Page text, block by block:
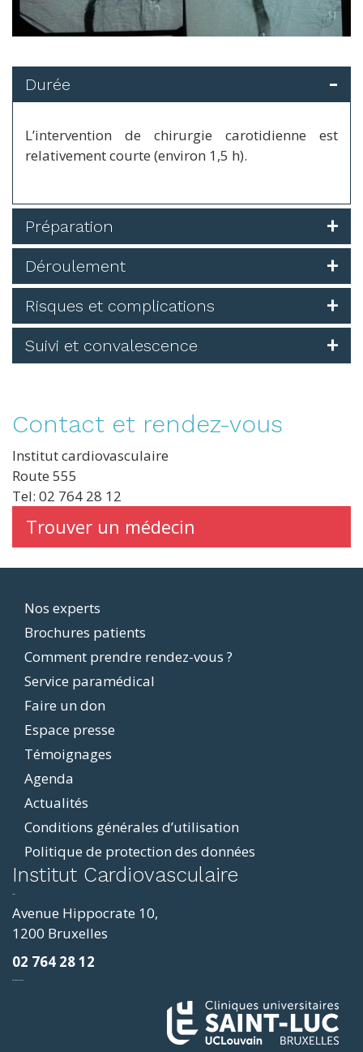
Durée
L’intervention de chirurgie carotidienne est
relativement courte (environ 1,5 h).
Préparation
Déroulement
Risques et complications
Suivi et convalescence
Contact et rendez-vous
Institut cardiovasculaire
Route 555
Tel: 02 764 28 12
Trouver un médecin
Footer
menu
Nos experts
Brochures patients
Comment prendre rendez-vous ?
Service paramédical
Faire un don
Espace presse
Témoignages
Agenda
Actualités
Conditions générales d’utilisation
Politique de protection des données
Institut Cardiovasculaire
Avenue Hippocrate 10,
1200 Bruxelles
02 764 28 12